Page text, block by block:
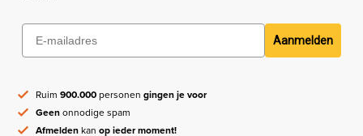
Aanmelden
Ruim900.000personengingen je voor
Geenonnodige spam
Afmeldenkanop ieder moment!